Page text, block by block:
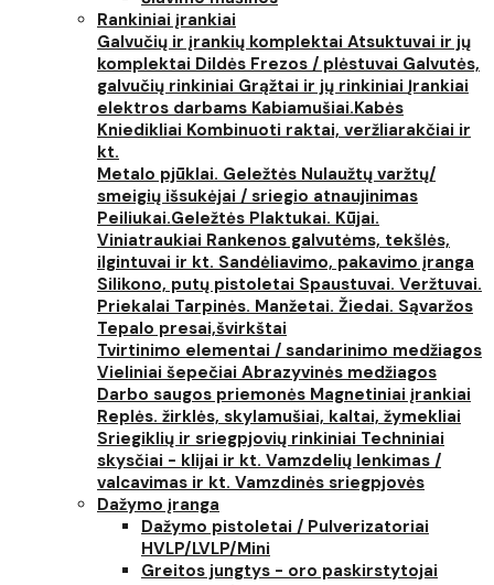
Rankiniai įrankiai
Galvučių ir įrankių komplektai Atsuktuvai ir jų
komplektai Dildės Frezos / plėstuvai Galvutės,
galvučių rinkiniai Grąžtai ir jų rinkiniai Įrankiai
elektros darbams Kabiamušiai.Kabės
Kniedikliai Kombinuoti raktai, veržliarakčiai ir
kt.
Metalo pjūklai. Geležtės Nulaužtų varžtų/
smeigių išsukėjai / sriegio atnaujinimas
Peiliukai.Geležtės Plaktukai. Kūjai.
Viniatraukiai Rankenos galvutėms, tekšlės,
ilgintuvai ir kt. Sandėliavimo, pakavimo įranga
Silikono, putų pistoletai Spaustuvai. Veržtuvai.
Priekalai Tarpinės. Manžetai. Žiedai. Sąvaržos
Tepalo presai,švirkštai
Tvirtinimo elementai / sandarinimo medžiagos
Vieliniai šepečiai Abrazyvinės medžiagos
Darbo saugos priemonės Magnetiniai įrankiai
Replės. žirklės, skylamušiai, kaltai, žymekliai
Sriegiklių ir sriegpjovių rinkiniai Techniniai
skysčiai - klijai ir kt. Vamzdelių lenkimas /
valcavimas ir kt. Vamzdinės sriegpjovės
Dažymo įranga
Dažymo pistoletai / Pulverizatoriai
HVLP/LVLP/Mini
Greitos jungtys - oro paskirstytojai